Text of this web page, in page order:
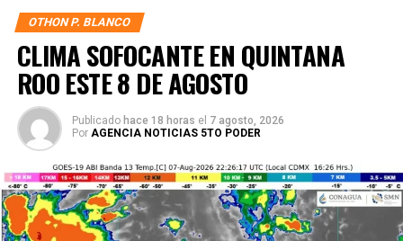
OTHON P. BLANCO
CLIMA SOFOCANTE EN QUINTANA
ROO ESTE 8 DE AGOSTO
Publicado hace 18 horas el 7 agosto, 2026
Por AGENCIA NOTICIAS 5TO PODER